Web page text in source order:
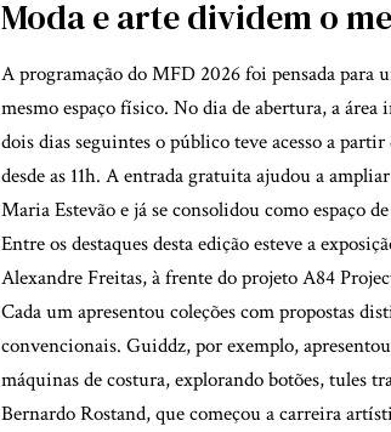
Moda e arte dividem o
A programação do MFD 2026 foi pensada para
mesmo espaço físico. No dia de abertura, a
dois dias seguintes o público teve acesso a
desde as 11h. A entrada gratuita ajudou a
Maria Estevão e já se consolidou como espaço
Entre os destaques desta edição esteve a
Alexandre Freitas, à frente do projeto A84
Cada um apresentou coleções com propostas
convencionais. Guiddz, por exemplo,
máquinas de costura, explorando botões, tules
Bernardo Rostand, que começou a carreira